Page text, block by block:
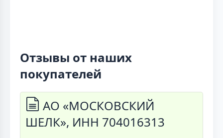
Отзывы от наших
покупателей
АО «МОСКОВСКИЙ
ШЕЛК», ИНН 704016313